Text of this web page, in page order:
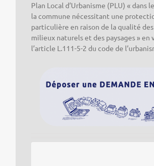
Plan Local d’Urbanisme (PLU) « dans
la commune nécessitant une
particulière en raison de la qualité
milieux naturels et des paysages » en
l’article L.111-5-2 du code de